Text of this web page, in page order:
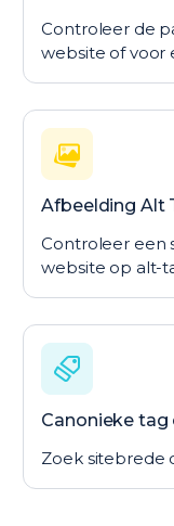
Controleer de
website of voor
Afbeelding Alt
Controleer een
website op alt-
Canonieke tag
Zoek sitebrede